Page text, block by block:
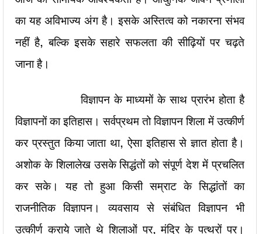
का यह अविभाज्य अंग है। इसके अस्तित्व को नकारना संभव
नहीं है, बल्कि इसके सहारे सफलता की सीढ़ियों पर चढ़ते
जाना है।
विज्ञापन के माध्यमों के साथ प्रारंभ होता है
विज्ञापनों का इतिहास। सर्वप्रथम तो विज्ञापन शिला में उत्कीर्ण
कर प्रस्तुत किया जाता था, ऐसा इतिहास से ज्ञात होता है।
अशोक के शिलालेख उसके सिद्धंतों को संपूर्ण देश में प्रचलित
कर सके। यह तो हुआ किसी सम्राट के सिद्धांतों का
राजनीतिक विज्ञापन। व्यवसाय से संबंधित विज्ञापन भी
उत्कीर्ण कराये जाते थे शिलाओं पर, मंदिर के पत्थरों पर।